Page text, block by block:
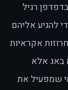
רגיל
להגיע אליהם
אקראיות
באג אלא
שמפעיל את